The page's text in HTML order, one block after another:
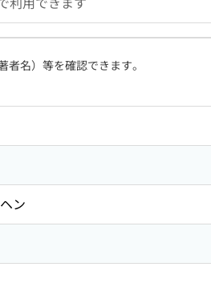
名）等を確認できます。
ン